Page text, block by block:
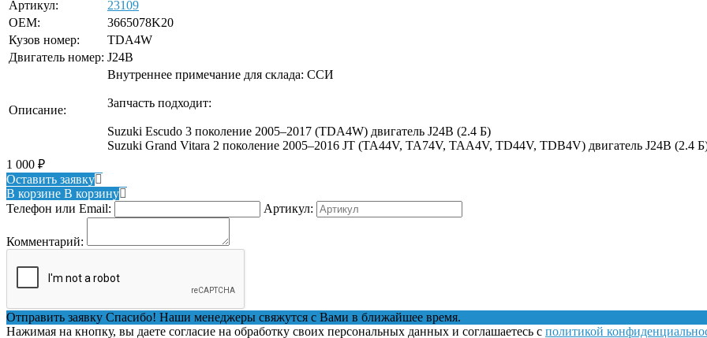
Артикул:
23109
OEM:
3665078K20
Кузов номер:
TDA4W
Двигатель номер: J24B
Описание:
Внутреннее примечание для склада: ССИ
Запчасть подходит:
Suzuki Escudo 3 поколение 2005–2017 (TDA4W) двигатель J24B (2.4 Б)
Suzuki Grand Vitara 2 поколение 2005–2016 JT (TA44V, TA74V, TAA4V, TD44V, TDB4V) двигатель J24B (2.4
1 000 ₽
Оставить заявку
В корзине В корзину
Телефон или Email:
Артикул:
Комментарий:
Отправить заявку Спасибо! Наши менеджеры свяжутся с Вами в ближайшее время.
Нажимая на кнопку, вы даете согласие на обработку своих персональных данных и соглашаетесь с политикой